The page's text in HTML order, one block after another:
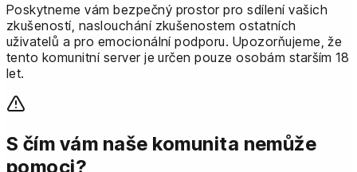
Poskytneme vám bezpečný prostor pro sdílení vašich
zkušeností, naslouchání zkušenostem ostatních
uživatelů a pro emocionální podporu. Upozorňujeme, že
tento komunitní server je určen pouze osobám starším 18
let.
S čím vám naše komunita nemůže
pomoci?